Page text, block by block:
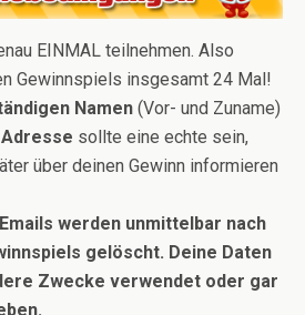
EINMAL teilnehmen. Also
Gewinnspiels insgesamt 24 Mal!
Namen (Vor- und Zuname)
Adresse sollte eine echte sein,
über deinen Gewinn informieren
werden unmittelbar nach
gelöscht. Deine Daten
Zwecke verwendet oder gar